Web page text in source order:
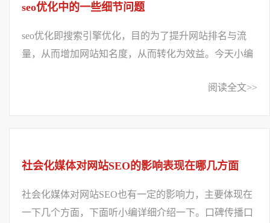
seo优化中的一些细节问题
seo优化即搜索引擎优化，目的为了提升网站排名与流
量，从而增加网站知名度，从而转化为效益。今天小编
阅读全文>>
社会化媒体对网站SEO的影响表现在哪几方面
社会化媒体对网站SEO也有一定的影响力，主要体现在
一下几个方面，下面听小编详细介绍一下。口碑传播口